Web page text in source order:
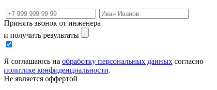
Принять звонок от инженера
и получить результаты
Я соглашаюсь на обработку персональных данных согласно
политике конфиденциальности.
Не является оффертой